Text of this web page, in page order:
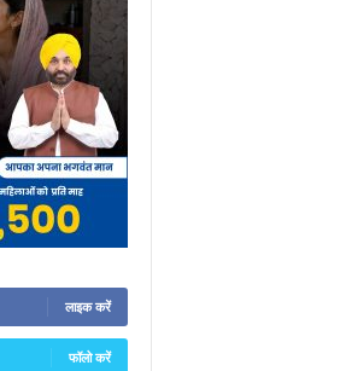
लाइक करें
फॉलो करें